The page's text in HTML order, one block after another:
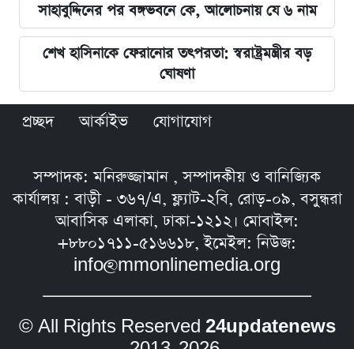
সাহাবুদ্দিনের পর বঙ্গভবনে কে, আলোচনায় যে ৬ নাম
শেখ হাসিনাকে ফেরানোর তৎপরতা: স্বরাষ্ট্রমন্ত্রীর বড়
ঘোষণা
প্রচ্ছদ আর্কাইভ যোগাযোগ
সম্পাদক: মনিরুজ্জামান , সম্পাদকীয় ও বানিজ্যিক
কার্যালয় : বাড়ী - ৩৬৭/এ, ফ্ল্যাট-২বি, রোড়-০৯, বসুন্ধরা
আবাসিক এলাকা, ঢাকা-১২১২। মোবাইল:
+৮৮০১৭১১-৫১৬৬১৮, ইমেইল: নিউজ:
info@mmonlinemedia.org
© All Rights Reserved 24updatenews